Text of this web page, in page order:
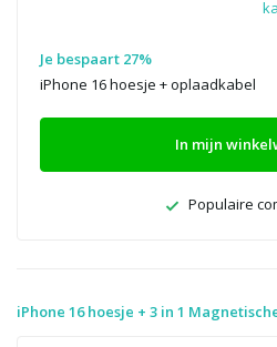
Je bespaart 27%
iPhone 16 hoesje + oplaadkabel
In mijn
Populaire
iPhone 16 hoesje + 3 in 1